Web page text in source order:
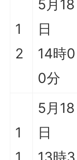
1
2
5月18
日
14時0
0分
1
5月18
日